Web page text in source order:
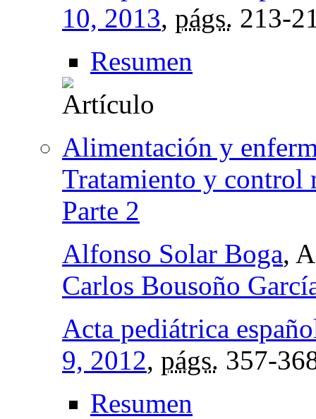
10, 2013, págs. 213-
Resumen
Alimentación y
Tratamiento y control
Parte 2
Alfonso Solar Boga,
Carlos Bousoño
Acta pediátrica
9, 2012, págs. 357-
Resumen